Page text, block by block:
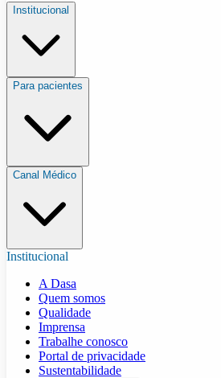
Institucional
Para pacientes
Canal Médico
Institucional
A Dasa
Quem somos
Qualidade
Imprensa
Trabalhe conosco
Portal de privacidade
Sustentabilidade